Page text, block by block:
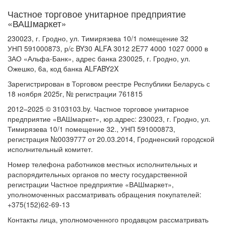
Частное торговое унитарное предприятие
«ВАШмаркет»
230023, г. Гродно, ул. Тимирязева 10/1 помещение 32
УНП 591000873, р/с BY30 ALFA 3012 2E77 4000 1027 0000 в
ЗАО «Альфа-Банк», адрес банка 230025, г. Гродно, ул.
Ожешко, 6а, код банка ALFABY2X
Зарегистрирован в Торговом реестре Республики Беларусь с
18 ноября 2025г, № регистрации 761815
2012–2025 © 3103103.by. Частное торговое унитарное
предприятие «ВАШмаркет», юр.адрес: 230023, г. Гродно, ул.
Тимирязева 10/1 помещение 32., УНП 591000873,
регистрация №0039777 от 20.03.2014, Гродненский городской
исполнительный комитет.
Номер телефона работников местных исполнительных и
распорядительных органов по месту государственной
регистрации Частное предприятие «ВАШмаркет»,
уполномоченных рассматривать обращения покупателей:
+375(152)62-69-13
Контакты лица, уполномоченного продавцом рассматривать